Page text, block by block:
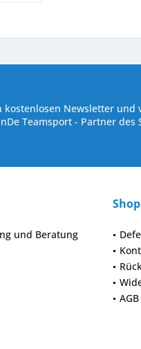
kostenlosen Newsletter und
Teamsport - Partner des
und Beratung
AGB